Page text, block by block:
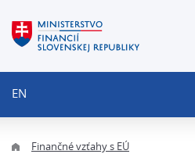
EN
Finančné vzťahy s EÚ